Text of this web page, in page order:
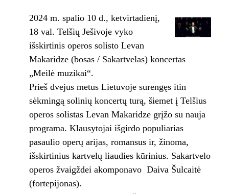
2024 m. spalio 10 d., ketvirtadienį,
18 val. Telšių Ješivoje vyko
išskirtinis operos solisto Levan
Makaridze (bosas / Sakartvelas) koncertas
„Meilė muzikai“.
Prieš dvejus metus Lietuvoje surengęs itin
sėkmingą solinių koncertų turą, šiemet į Telšius
operos solistas Levan Makaridze grįžo su nauja
programa. Klausytojai išgirdo populiarias
pasaulio operų arijas, romansus ir, žinoma,
išskirtinius kartvelų liaudies kūrinius. Sakartvelo
operos žvaigždei akomponavo Daiva Šulcaitė
(fortepijonas).